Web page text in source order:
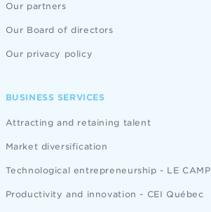
Our partners
Our Board of directors
Our privacy policy
BUSINESS SERVICES
Attracting and retaining talent
Market diversification
Technological entrepreneurship - LE CAMP
Productivity and innovation - CEI Québec